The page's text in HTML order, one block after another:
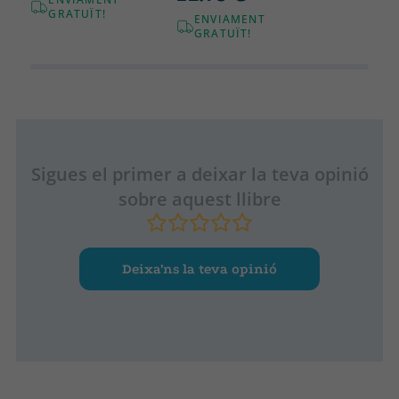
creíbles, acertado manejo de los diferentes puntos de vista y
escrita con más que solvencia, y que nos plantea
GRATUÏT!
ENVIAMENT
GRATUÏT!
Sigues el primer a deixar la teva opinió
sobre aquest llibre
Deixa’ns la teva opinió